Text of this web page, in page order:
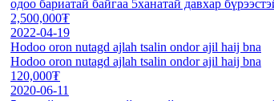
одоо бариатай байгаа 5ханатай давхар
2,500,000₮
2022-04-19
Hodoo oron nutagd ajlah tsalin ondor ajil haij bna
Hodoo oron nutagd ajlah tsalin ondor ajil haij bna
120,000₮
2020-06-11